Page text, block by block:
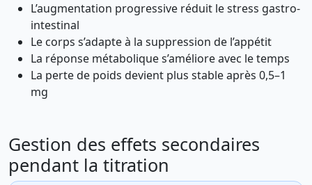
L’augmentation progressive réduit le stress gastro-
intestinal
Le corps s’adapte à la suppression de l’appétit
La réponse métabolique s’améliore avec le temps
La perte de poids devient plus stable après 0,5–1
mg
Gestion des effets secondaires
pendant la titration